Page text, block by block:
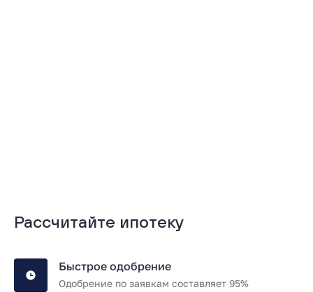
Рассчитайте ипотеку
Быстрое одобрение
Одобрение по заявкам составляет 95%